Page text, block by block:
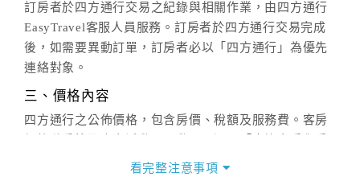
訂房者於四方通行交易之紀錄與相關作業，由四方通行
EasyTravel客服人員服務。訂房者於四方通行交易完成
後，如需要異動訂單，訂房者必以「四方通行」為優先
連絡對象。
三、價格內容
四方通行之公佈價格，包含房價、稅額及服務費。客房
價」之當日價格為標準。
看完整注意事項